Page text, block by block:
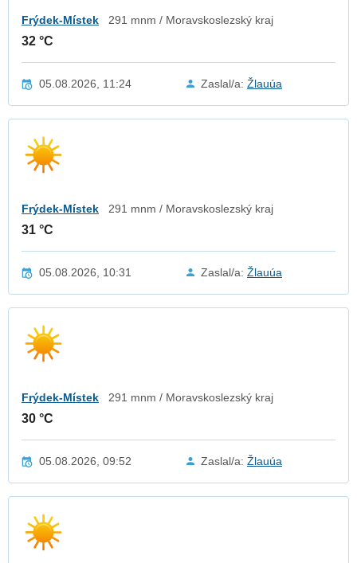
Frýdek-Místek 291 mnm / Moravskoslezský kraj
32 °C
05.08.2026, 11:24 Zaslal/a: Žlauúa
Frýdek-Místek 291 mnm / Moravskoslezský kraj
31 °C
05.08.2026, 10:31 Zaslal/a: Žlauúa
Frýdek-Místek 291 mnm / Moravskoslezský kraj
30 °C
05.08.2026, 09:52 Zaslal/a: Žlauúa